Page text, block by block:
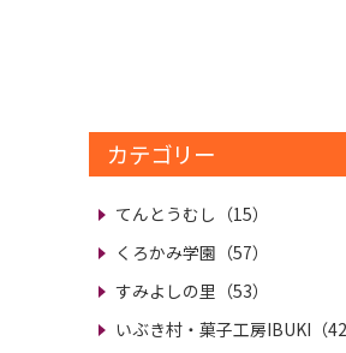
カテゴリー
てんとうむし（15）
くろかみ学園（57）
すみよしの里（53）
いぶき村・菓子工房IBUKI（42